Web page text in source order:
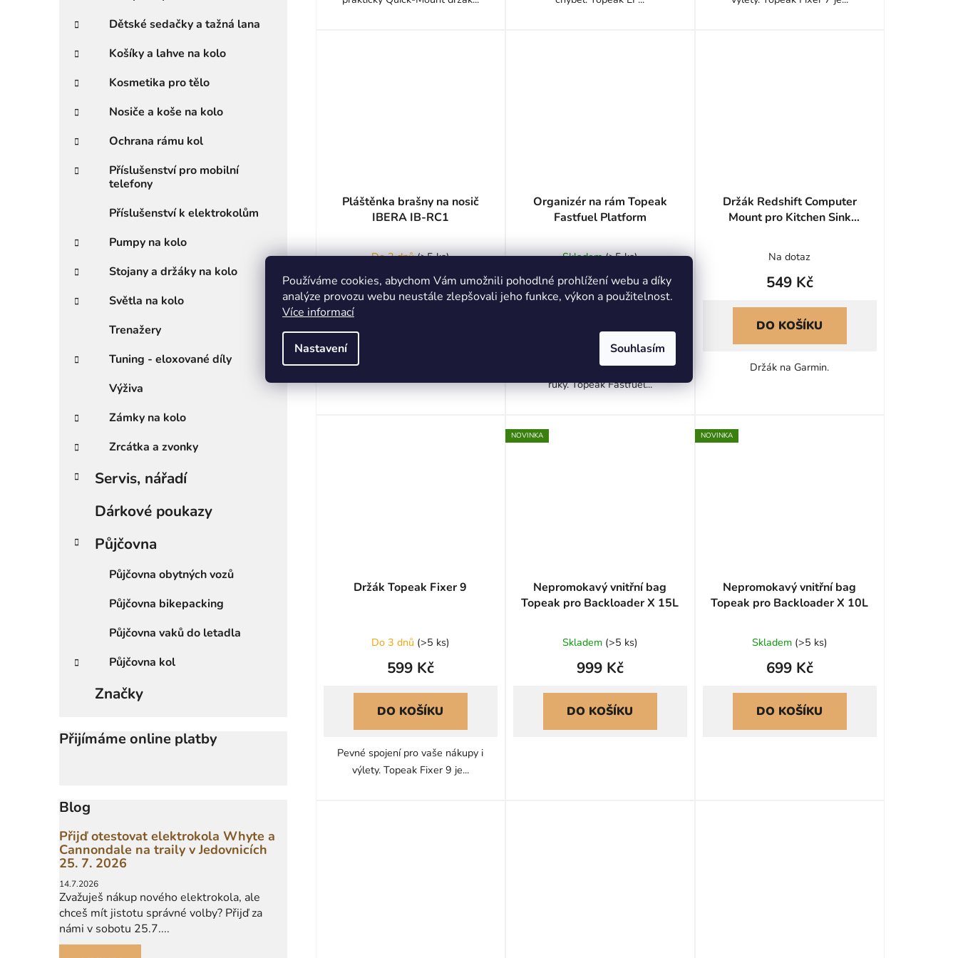
Používáme cookies, abychom Vám umožnili pohodlné prohlížení webu a díky
analýze provozu webu neustále zlepšovali jeho funkce, výkon a použitelnost.
Více informací
Nastavení Souhlasím
Dětské sedačky a tažná lana
Košíky a lahve na kolo
Kosmetika pro tělo
Nosiče a koše na kolo
Ochrana rámu kol
Příslušenství pro mobilní
telefony
Příslušenství k elektrokolům
Pumpy na kolo
Stojany a držáky na kolo
Světla na kolo
Trenažery
Tuning - eloxované díly
Výživa
Zámky na kolo
Zrcátka a zvonky
Servis, nářadí
Dárkové poukazy
Půjčovna
Půjčovna obytných vozů
Půjčovna bikepacking
Půjčovna vaků do letadla
Půjčovna kol
Značky
Přijímáme online platby
Blog
Přijď otestovat elektrokola Whyte a
Cannondale na traily v Jedovnicích
25. 7. 2026
14.7.2026
Zvažuješ nákup nového elektrokola, ale
chceš mít jistotu správné volby? Přijď za
námi v sobotu 25.7....
Pláštěnka brašny na nosič
IBERA IB-RC1
produktu
je
hvězdiček.
Do 3 dnů(>5 ks)
221 Kč
242 Kč (–8 %)
Organizér na rám Topeak
Fastfuel Platform
Skladem(>5 ks)
449 Kč
Aerodynamická výživa na dosah
ruky. Topeak Fastfuel...
Držák Redshift Computer
Mount pro Kitchen Sink
Na dotaz
549 Kč
DO KOŠÍKU
Držák na Garmin.
Držák Topeak Fixer 9
Do 3 dnů (>5 ks)
599 Kč
DO KOŠÍKU
Pevné spojení pro vaše nákupy i
výlety. Topeak Fixer 9 je...
NOVINKA
Nepromokavý vnitřní bag
Topeak pro Backloader X 15L
Skladem (>5 ks)
999 Kč
DO KOŠÍKU
NOVINKA
Nepromokavý vnitřní bag
Topeak pro Backloader X 10L
Skladem (>5 ks)
699 Kč
DO KOŠÍKU